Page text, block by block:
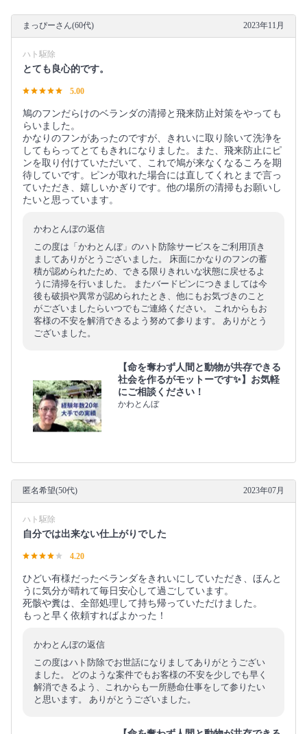
まっぴーさん(60代) 2023年11月
ハト駆除
とても良心的です。
5.00
鳩のフンだらけのベランダの清掃と飛来防止対策をやっても
らいました。
かなりのフンがあったのですが、きれいに取り除いて洗浄を
してもらってとてもきれになりました。また、飛来防止にピ
ンを取り付けていただいて、これで鳩が来なくなるころを期
待していです。ピンが取れた場合には直してくれとまで言っ
ていただき、嬉しいかぎりです。他の場所の清掃もお願いし
たいと思っています。
かわとんぼの返信
この度は「かわとんぼ」のハト防除サービスをご利用頂き
ましてありがとうございました。 床面にかなりのフンの蓄
積が認められたため、できる限りきれいな状態に戻せるよ
うに清掃を行いました。 またバードピンにつきましては今
後も破損や異常が認められたとき、他にもお気づきのこと
がございましたらいつでもご連絡ください。 これからもお
客様の不安を解消できるよう努めて参ります。 ありがとう
ございました。
【命を奪わず人間と動物が共存できる
社会を作るがモットーです✨】お気軽
にご相談ください！
かわとんぼ
匿名希望(50代) 2023年07月
ハト駆除
自分では出来ない仕上がりでした
4.20
ひどい有様だったベランダをきれいにしていただき、ほんと
うに気分が晴れて毎日安心して過ごしています。
死骸や糞は、全部処理して持ち帰っていただけました。
もっと早く依頼すればよかった！
かわとんぼの返信
この度はハト防除でお世話になりましてありがとうござい
ました。 どのような案件でもお客様の不安を少しでも早く
解消できるよう、これからも一所懸命仕事をして参りたい
と思います。 ありがとうございました。